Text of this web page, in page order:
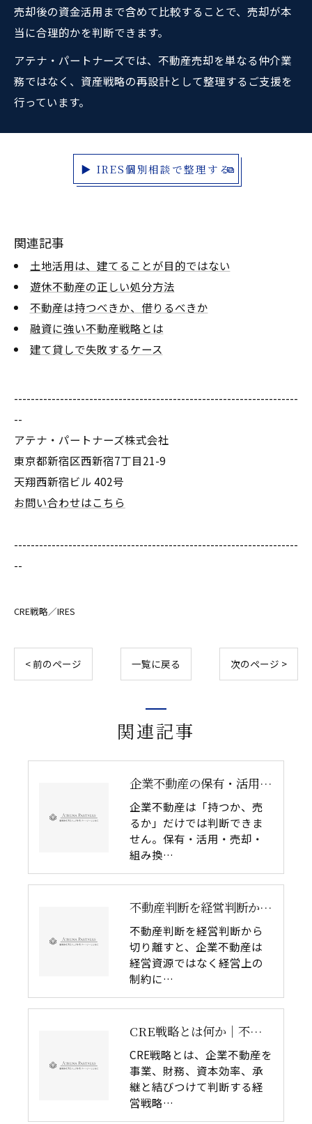
売却後の資金活用まで含めて比較することで、売却が本
当に合理的かを判断できます。
アテナ・パートナーズでは、不動産売却を単なる仲介業
務ではなく、資産戦略の再設計として整理するご支援を
行っています。
▶ IRES個別相談で整理する
関連記事
土地活用は、建てることが目的ではない
遊休不動産の正しい処分方法
不動産は持つべきか、借りるべきか
融資に強い不動産戦略とは
建て貸しで失敗するケース
--------------------------------------------------------------------
--
アテナ・パートナーズ株式会社
東京都新宿区西新宿7丁目21-9
天翔西新宿ビル 402号
お問い合わせはこちら
--------------------------------------------------------------------
--
CRE戦略／IRES
< 前のページ 一覧に戻る 次のページ >
関連記事
企業不動産の保有・活用・売却・組み換えをどう比較するか｜CRE戦略の8つの評価軸
企業不動産は「持つか、売
るか」だけでは判断できま
せん。保有・活用・売却・
組み換…
不動産判断を経営判断から切り離してはいけない理由｜企業不動産を物件単体で考えるリスク
不動産判断を経営判断から
切り離すと、企業不動産は
経営資源ではなく経営上の
制約に…
CRE戦略とは何か｜不動産判断と経営判断の分断が失敗を生む理由
CRE戦略とは、企業不動産を
事業、財務、資本効率、承
継と結びつけて判断する経
営戦略…